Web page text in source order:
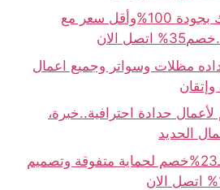
مظلاتك وسواتر منزلك بجودة 100%وأقل سعر مع
الان
بـ23% لـحداده مظلات وسواتر وجميع اعمال
لأعمال حدادة احترافية..خبرة،
الحديد
مظلات مكه الحديثة بـ23%خصم لحماية متفوقة وتصميم